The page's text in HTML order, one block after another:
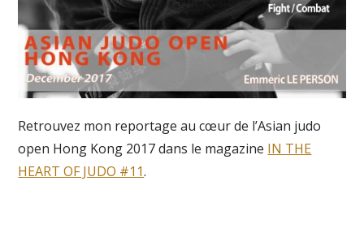
Retrouvez mon reportage au cœur de l’Asian judo
open Hong Kong 2017 dans le magazine IN THE
HEART OF JUDO #11.